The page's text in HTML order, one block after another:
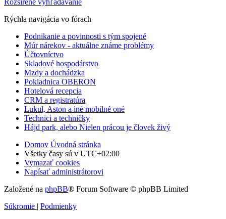
Rozšírené vyhľadávanie
Rýchla navigácia vo fórach
Podnikanie a povinnosti s tým spojené
Múr nárekov - aktuálne známe problémy
Účtovníctvo
Skladové hospodárstvo
Mzdy a dochádzka
Pokladnica OBERON
Hotelová recepcia
CRM a registratúra
Lukul, Aston a iné mobilné oné
Technici a techničky
Hájd park, alebo Nielen prácou je človek živý
Domov Úvodná stránka
Všetky časy sú v UTC+02:00
Vymazať cookies
Napísať administrátorovi
Založené na phpBB® Forum Software © phpBB Limited
Súkromie | Podmienky